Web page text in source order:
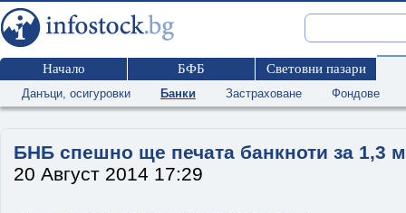
Начало БФБ Световни пазари
Данъци, осигуровки Банки Застраховане Фондове
БНБ спешно ще печата банкноти за 1,3
20 Август 2014 17:29